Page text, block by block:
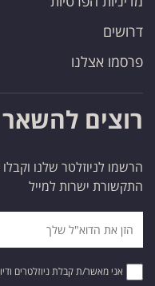
דרושים
פרסמו אצלנו
רוצים
הרשמו לניוזלטר שלנו
התקשורת ישרות למייל
אני מאשר/ת קבלת ניוזלטרים